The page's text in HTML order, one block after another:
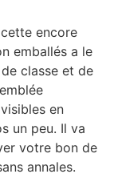
cette encore
emballés a le
de classe et de
en
un peu. Il va
votre bon de
annales.